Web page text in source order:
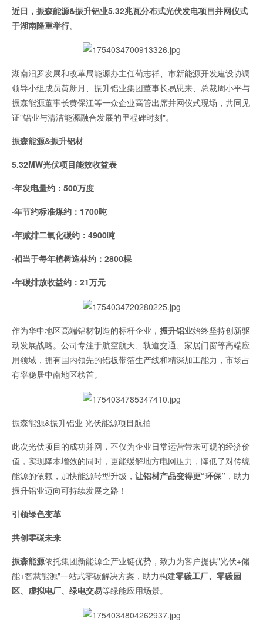
近日，振森能源&振升铝业5.32兆瓦分布式光伏发电项目并网仪式
于湖南隆重举行。
湖南汨罗发展和改革局能源办主任荀志祥、市新能源开发建设协调
领导小组成员黄新月、振升铝业集团董事长易思来、总裁周小平与
振森能源董事长黄保江等一众企业高管出席并网仪式现场，共同见
证"铝业与清洁能源融合发展的里程碑时刻"。
振森能源&振升铝材
5.32MW光伏项目能效收益表
·年发电量约：500万度
·年节约标准煤约：1700吨
·年减排二氧化碳约：4900吨
·相当于每年植树造林约：2800棵
·年碳排放收益约：21万元
作为华中地区高端铝材制造的标杆企业， 振升铝业始终坚持创新驱
动发展战略。公司专注于航空航天、轨道交通、家居门窗等高端应
用领域，拥有国内领先的铝板带箔生产线和精深加工能力，市场占
有率稳居中南地区榜首。
振森能源&振升铝业 光伏能源项目航拍
此次光伏项目的成功并网，不仅为企业日常运营带来可观的经济价
值，实现降本增效的同时，更能缓解地方电网压力，降低了对传统
能源的依赖，加快能源转型升级， 让铝材产品变得更“环保” ，助力
振升铝业迈向可持续发展之路！
引领绿色变革
共创零碳未来
振森能源依托集团新能源全产业链优势，致力为客户提供"光伏+储
能+智慧能源"一站式零碳解决方案，助力构建零碳工厂、零碳园
区、虚拟电厂、绿电交易等绿能应用场景。